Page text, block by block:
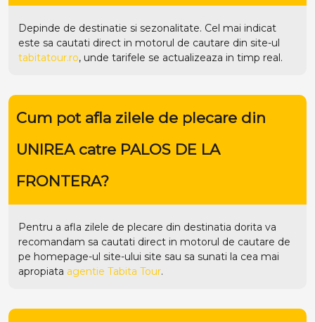
Depinde de destinatie si sezonalitate. Cel mai indicat
este sa cautati direct in motorul de cautare din site-ul
tabitatour.ro, unde tarifele se actualizeaza in timp real.
Cum pot afla zilele de plecare din
UNIREA catre PALOS DE LA
FRONTERA?
Pentru a afla zilele de plecare din destinatia dorita va
recomandam sa cautati direct in motorul de cautare de
pe homepage-ul site-ului site sau sa sunati la cea mai
apropiata agentie Tabita Tour.